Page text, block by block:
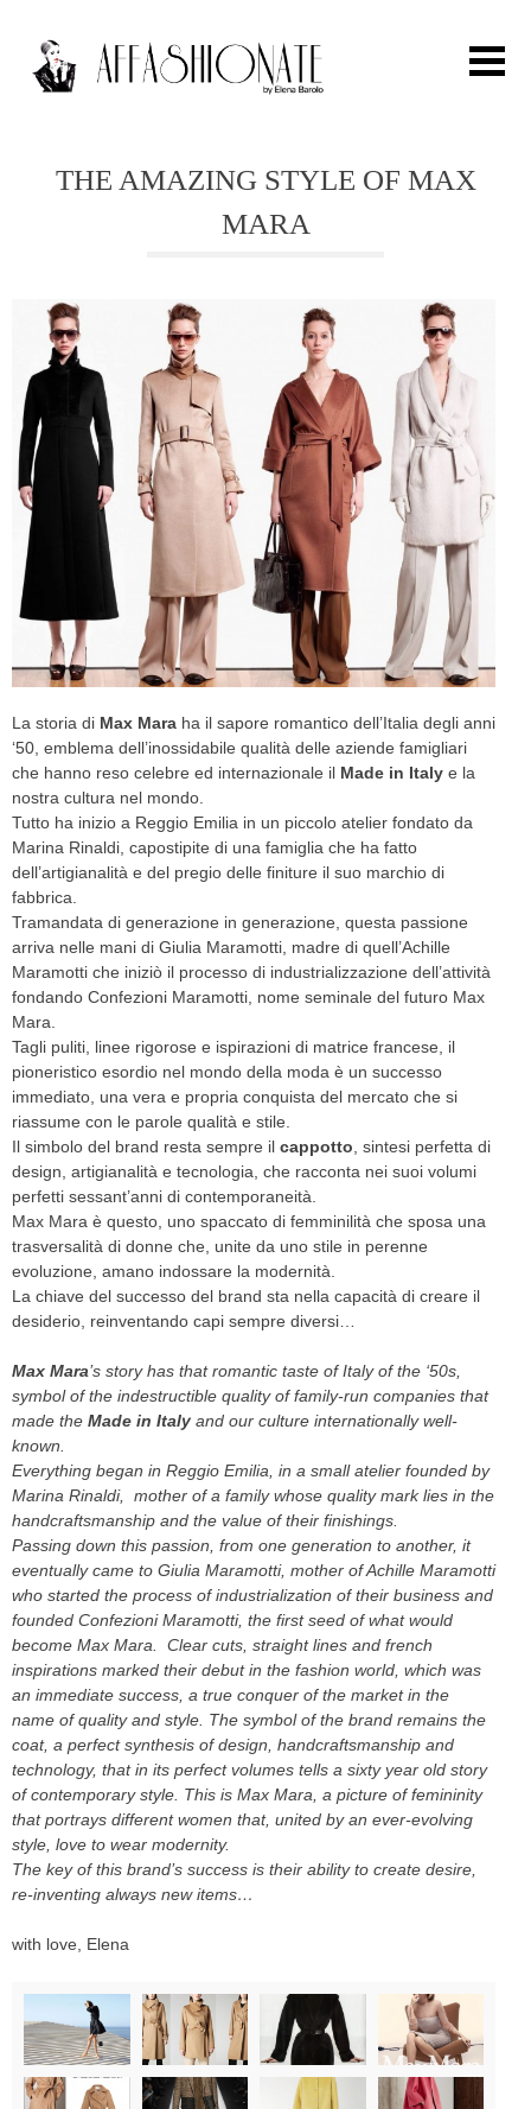
OUTFIT
BEAUTY
TRAVEL
PARTIES
CELEB
VIDEO
PRESS
CONTACT
ABOUT
ARCHIVES
CONTACT
THE AMAZING STYLE OF MAX
MARA
La storia di Max Mara ha il sapore romantico dell’Italia degli anni
‘50, emblema dell’inossidabile qualità delle aziende famigliari
che hanno reso celebre ed internazionale il Made in Italy e la
nostra cultura nel mondo.
Tutto ha inizio a Reggio Emilia in un piccolo atelier fondato da
Marina Rinaldi, capostipite di una famiglia che ha fatto
dell’artigianalità e del pregio delle finiture il suo marchio di
fabbrica.
Tramandata di generazione in generazione, questa passione
arriva nelle mani di Giulia Maramotti, madre di quell’Achille
Maramotti che iniziò il processo di industrializzazione dell’attività
fondando Confezioni Maramotti, nome seminale del futuro Max
Mara.
Tagli puliti, linee rigorose e ispirazioni di matrice francese, il
pioneristico esordio nel mondo della moda è un successo
immediato, una vera e propria conquista del mercato che si
riassume con le parole qualità e stile.
Il simbolo del brand resta sempre il cappotto , sintesi perfetta di
design, artigianalità e tecnologia, che racconta nei suoi volumi
perfetti sessant’anni di contemporaneità.
Max Mara è questo, uno spaccato di femminilità che sposa una
trasversalità di donne che, unite da uno stile in perenne
evoluzione, amano indossare la modernità.
La chiave del successo del brand sta nella capacità di creare il
desiderio, reinventando capi sempre diversi…
Max Mara’s story has that romantic taste of Italy of the ‘50s,
symbol of the indestructible quality of family-run companies that
made the Made in Italy and our culture internationally well-
known.
Everything began in Reggio Emilia, in a small atelier founded by
Marina Rinaldi, mother of a family whose quality mark lies in the
handcraftsmanship and the value of their finishings.
Passing down this passion, from one generation to another, it
eventually came to Giulia Maramotti, mother of Achille Maramotti
who started the process of industrialization of their business and
founded Confezioni Maramotti, the first seed of what would
become Max Mara. Clear cuts, straight lines and french
inspirations marked their debut in the fashion world, which was
an immediate success, a true conquer of the market in the
name of quality and style. The symbol of the brand remains the
coat, a perfect synthesis of design, handcraftsmanship and
technology, that in its perfect volumes tells a sixty year old story
of contemporary style. This is Max Mara, a picture of femininity
that portrays different women that, united by an ever-evolving
style, love to wear modernity.
The key of this brand’s success is their ability to create desire,
re-inventing always new items…
with love, Elena